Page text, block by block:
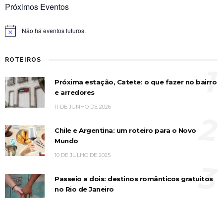
Próximos Eventos
Notice Não há eventos futuros.
ROTEIROS
Próxima estação, Catete: o que fazer no bairro
e arredores
11 DE JUNHO DE 2026
1
Chile e Argentina: um roteiro para o Novo
Mundo
10 DE JULHO DE 2025
Passeio a dois: destinos românticos gratuitos
no Rio de Janeiro
3